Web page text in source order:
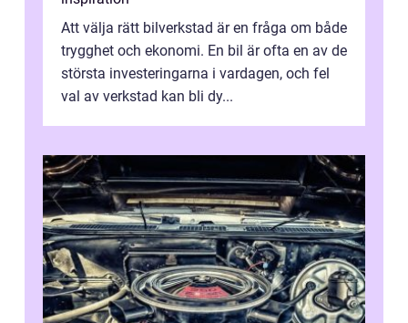
Att välja rätt bilverkstad är en fråga om både
trygghet och ekonomi. En bil är ofta en av de
största investeringarna i vardagen, och fel
val av verkstad kan bli dy...